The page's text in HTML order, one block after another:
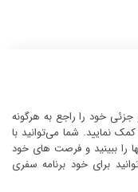
خود را راجع به هرگونه
نمایید. شما می‌توانید با
را ببینید و فرصت های خود
برای خود برنامه سفری